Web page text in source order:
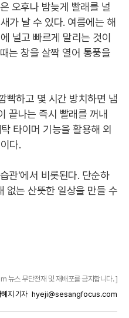
오후나 밤늦게 빨래를 널
가 날 수 있다. 여름에는 해
널고 빠르게 말리는 것이
는 창을 살짝 열어 통풍을
빡하고 몇 시간 방치하면 냄
끝나는 즉시 빨래를 꺼내
타이머 기능을 활용해 외
다.
관'에서 비롯된다. 단순하
없는 산뜻한 일상을 만들 수
스 무단전재 및 재배포를 금지합니다. ]
지 기자 hyeji@sesangfocus.com